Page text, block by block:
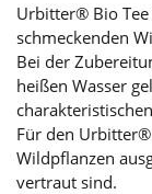
Urbitter® Bio
schmeckenden
Bei der
heißen Wasser
Für den
Wildpflanzen
vertraut sind.